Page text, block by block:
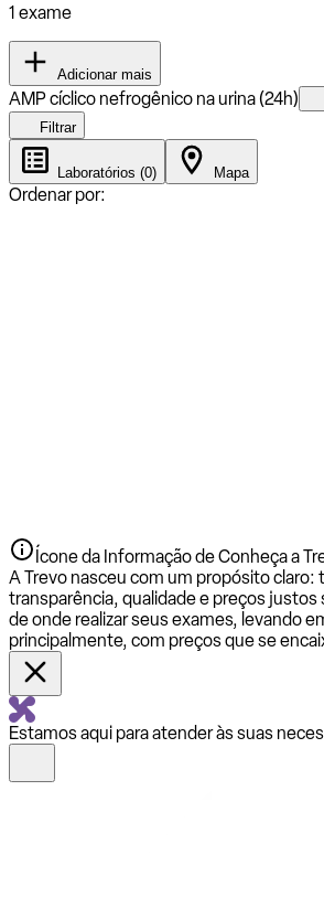
1 exame
Adicionar mais
AMP cíclico nefrogênico na urina (24h)
Filtrar
Laboratórios (0) Mapa
Ordenar por:
Ícone da Informação de Conheça a
A Trevo nasceu com um propósito
transparência, qualidade e preços justos
de onde realizar seus exames, levando
principalmente, com preços que se
Estamos aqui para atender às suas